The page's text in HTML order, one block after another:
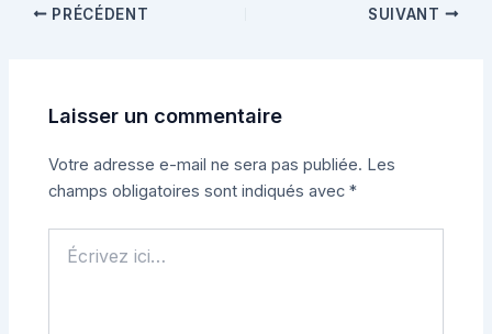
36K€PRÉCÉDENT SUIVANT
Laisser un commentaire
Votre adresse e-mail ne sera pas publiée. Les
champs obligatoires sont indiqués avec*
ici…